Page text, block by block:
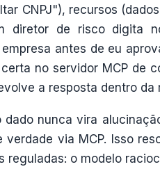
CNPJ"), recursos
diretor de risco digita
antes de eu
no servidor MCP de
a resposta dentro da
dado nunca vira
via MCP. Isso
reguladas: o modelo